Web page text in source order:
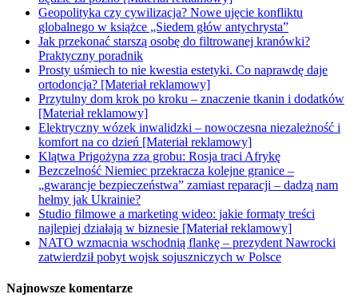
Geopolityka czy cywilizacja? Nowe ujęcie konfliktu
globalnego w książce „Siedem głów antychrysta”
Jak przekonać starszą osobę do filtrowanej kranówki?
Praktyczny poradnik
Prosty uśmiech to nie kwestia estetyki. Co naprawdę daje
ortodoncja? [Materiał reklamowy]
Przytulny dom krok po kroku – znaczenie tkanin i dodatków
[Materiał reklamowy]
Elektryczny wózek inwalidzki – nowoczesna niezależność i
komfort na co dzień [Materiał reklamowy]
Klątwa Prigożyna zza grobu: Rosja traci Afrykę
Bezczelność Niemiec przekracza kolejne granice –
„gwarancje bezpieczeństwa” zamiast reparacji – dadzą nam
hełmy jak Ukrainie?
Studio filmowe a marketing wideo: jakie formaty treści
najlepiej działają w biznesie [Materiał reklamowy]
NATO wzmacnia wschodnią flankę – prezydent Nawrocki
zatwierdził pobyt wojsk sojuszniczych w Polsce
Najnowsze komentarze